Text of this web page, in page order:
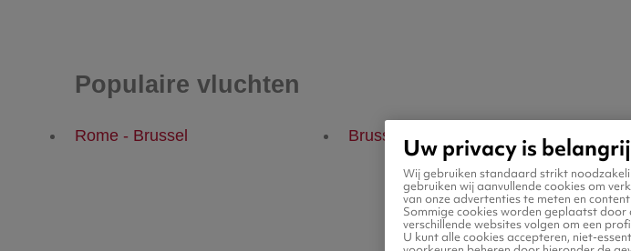
Populaire vluchten
Rome - Brussel Brussel - RomeUw privacy is
Wij gebruiken standaard strikt
gebruiken wij aanvullende cookies om
van onze advertenties te meten en
Sommige cookies worden geplaatst door
verschillende websites volgen om een
U kunt alle cookies accepteren, niet-